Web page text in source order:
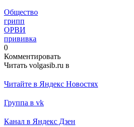
Общество
грипп
ОРВИ
прививка
0
Комментировать
Читать volgasib.ru в
Читайте в Яндекс Новостях
Группа в vk
Канал в Яндекс Дзен